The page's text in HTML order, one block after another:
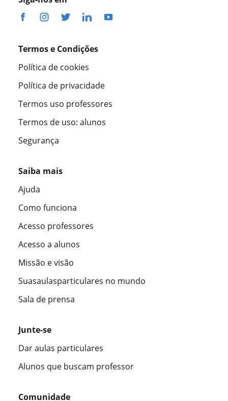
Termos e Condições
Política de cookies
Política de privacidade
Termos uso professores
Termos de uso: alunos
Segurança
Saiba mais
Ajuda
Como funciona
Acesso professores
Acesso a alunos
Missão e visão
Suasaulasparticulares no mundo
Sala de prensa
Junte-se
Dar aulas particulares
Alunos que buscam professor
Comunidade